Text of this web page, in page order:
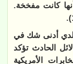
كانت مفخخة.
أدنى شك في
الحادث تؤكد
الأمريكية